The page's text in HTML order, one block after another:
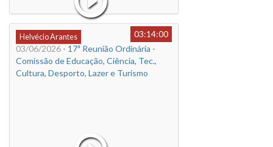
Helvécio Arantes
03:14:00
03/06/2026 - 17ª Reunião Ordinária -
Comissão de Educação, Ciência, Tec.,
Cultura, Desporto, Lazer e Turismo